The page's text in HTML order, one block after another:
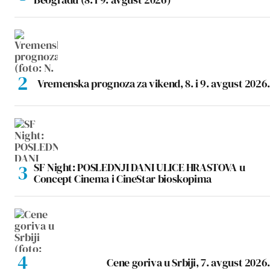
Vremenska prognoza za vikend, 8. i 9. avgust 2026.
SF Night: POSLEDNJI DANI ULICE HRASTOVA u
Concept Cinema i CineStar bioskopima
Cene goriva u Srbiji, 7. avgust 2026.